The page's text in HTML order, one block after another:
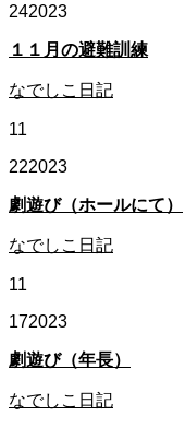
242023
１１月の避難訓練
なでしこ日記
11
222023
劇遊び（ホールにて）
なでしこ日記
11
172023
劇遊び（年長）
なでしこ日記